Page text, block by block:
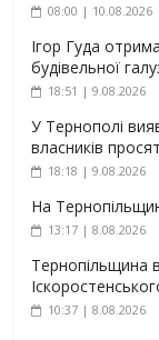
08:00 | 10.08.2026
Ігор Гуда
будівельної
18:51 | 9.08.2026
У Тернополі
власників
18:18 | 9.08.2026
На
13:17 | 8.08.2026
Тернопільщина
10:37 | 8.08.2026